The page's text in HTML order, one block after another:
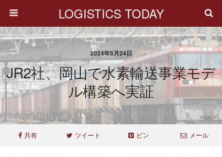
LOGISTICS TODAY
2024年5月24日
JR2社、岡山で水素輸送事業モデ
ル構築へ実証
共有 ツイート ピン メール